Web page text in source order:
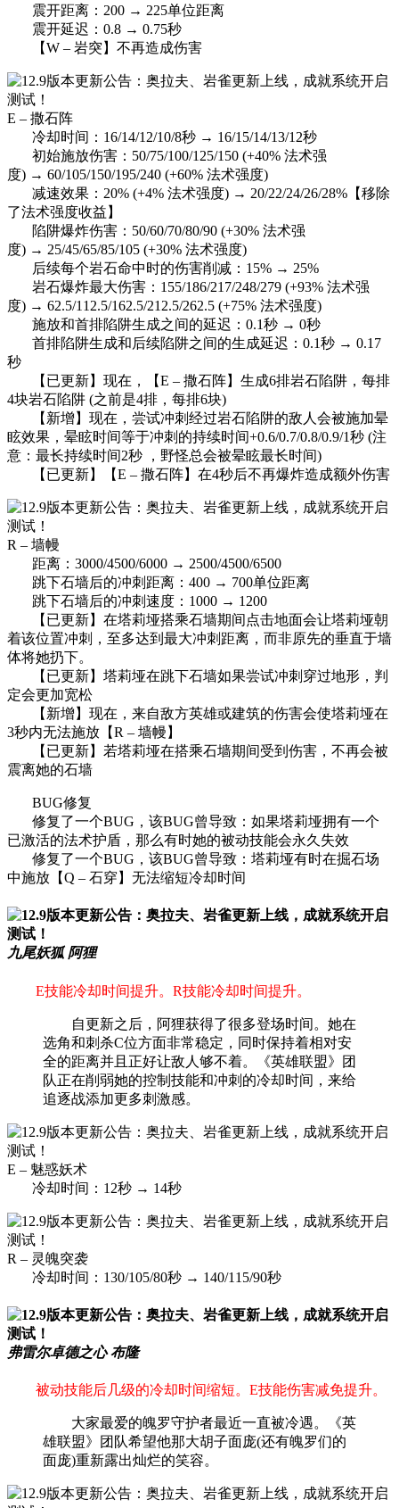
震开距离：200 → 225单位距离
震开延迟：0.8 → 0.75秒
【W – 岩突】不再造成伤害
E – 撒石阵
冷却时间：16/14/12/10/8秒 → 16/15/14/13/12秒
初始施放伤害：50/75/100/125/150 (+40% 法术强
度) → 60/105/150/195/240 (+60% 法术强度)
减速效果：20% (+4% 法术强度) → 20/22/24/26/28%【移除
了法术强度收益】
陷阱爆炸伤害：50/60/70/80/90 (+30% 法术强
度) → 25/45/65/85/105 (+30% 法术强度)
后续每个岩石命中时的伤害削减：15% → 25%
岩石爆炸最大伤害：155/186/217/248/279 (+93% 法术强
度) → 62.5/112.5/162.5/212.5/262.5 (+75% 法术强度)
施放和首排陷阱生成之间的延迟：0.1秒 → 0秒
首排陷阱生成和后续陷阱之间的生成延迟：0.1秒 → 0.17
秒
【已更新】现在，【E – 撒石阵】生成6排岩石陷阱，每排
4块岩石陷阱 (之前是4排，每排6块)
【新增】现在，尝试冲刺经过岩石陷阱的敌人会被施加晕
眩效果，晕眩时间等于冲刺的持续时间+0.6/0.7/0.8/0.9/1秒 (注
意：最长持续时间2秒 ，野怪总会被晕眩最长时间)
【已更新】【E – 撒石阵】在4秒后不再爆炸造成额外伤害
R – 墙幔
距离：3000/4500/6000 → 2500/4500/6500
跳下石墙后的冲刺距离：400 → 700单位距离
跳下石墙后的冲刺速度：1000 → 1200
【已更新】在塔莉垭搭乘石墙期间点击地面会让塔莉垭朝
着该位置冲刺，至多达到最大冲刺距离，而非原先的垂直于墙
体将她扔下。
【已更新】塔莉垭在跳下石墙如果尝试冲刺穿过地形，判
定会更加宽松
【新增】现在，来自敌方英雄或建筑的伤害会使塔莉垭在
3秒内无法施放【R – 墙幔】
【已更新】若塔莉垭在搭乘石墙期间受到伤害，不再会被
震离她的石墙
BUG修复
修复了一个BUG，该BUG曾导致：如果塔莉垭拥有一个
已激活的法术护盾，那么有时她的被动技能会永久失效
修复了一个BUG，该BUG曾导致：塔莉垭有时在掘石场
中施放【Q – 石穿】无法缩短冷却时间
九尾妖狐 阿狸
E技能冷却时间提升。R技能冷却时间提升。
自更新之后，阿狸获得了很多登场时间。她在
选角和刺杀C位方面非常稳定，同时保持着相对安
全的距离并且正好让敌人够不着。《英雄联盟》团
队正在削弱她的控制技能和冲刺的冷却时间，来给
追逐战添加更多刺激感。
E – 魅惑妖术
冷却时间：12秒 → 14秒
R – 灵魄突袭
冷却时间：130/105/80秒 → 140/115/90秒
弗雷尔卓德之心 布隆
被动技能后几级的冷却时间缩短。E技能伤害减免提升。
大家最爱的魄罗守护者最近一直被冷遇。《英
雄联盟》团队希望他那大胡子面庞(还有魄罗们的
面庞)重新露出灿烂的笑容。